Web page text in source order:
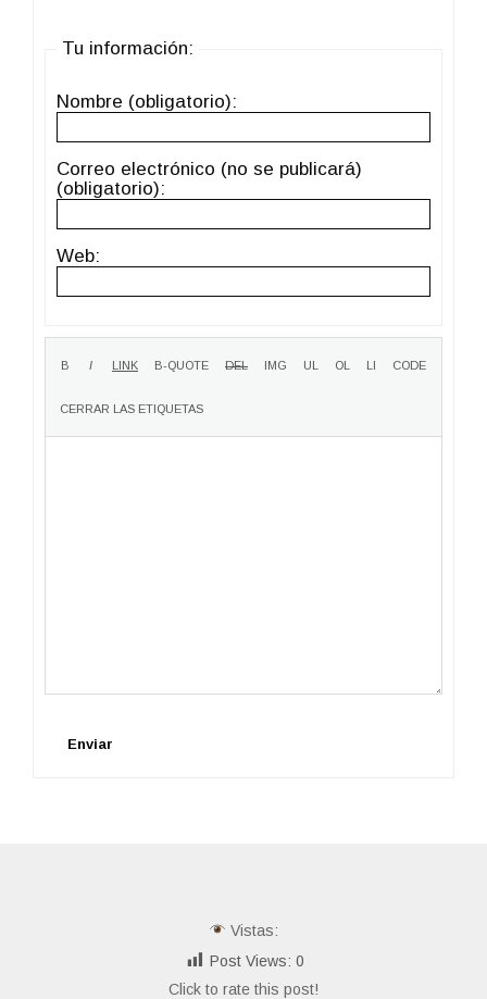
Tu información:
Nombre (obligatorio):
Correo electrónico (no se publicará)
(obligatorio):
Web:
Enviar
Vistas:
Post Views: 0
Click to rate this post!